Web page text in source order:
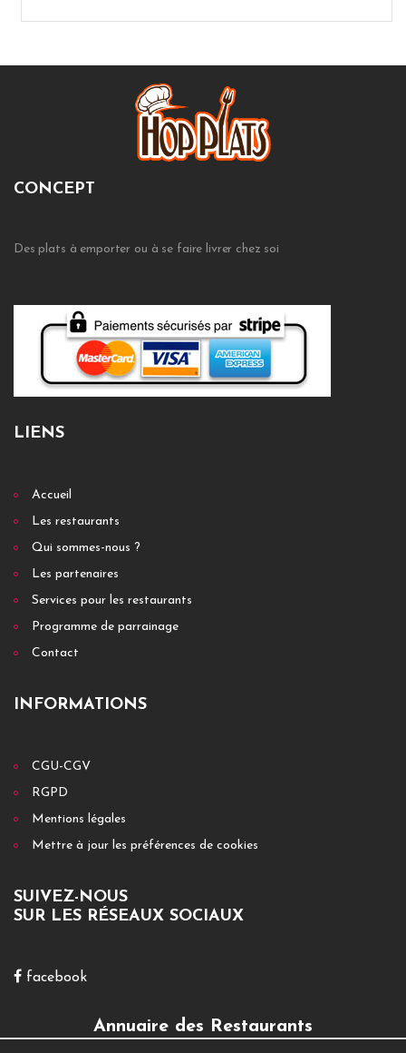
CONCEPT
Des plats à emporter ou à se faire livrer chez soi
LIENS
Accueil
Les restaurants
Qui sommes-nous ?
Les partenaires
Services pour les restaurants
Programme de parrainage
Contact
INFORMATIONS
CGU-CGV
RGPD
Mentions légales
Mettre à jour les préférences de cookies
SUIVEZ-NOUS
SUR LES RÉSEAUX SOCIAUX
facebook
Annuaire des Restaurants